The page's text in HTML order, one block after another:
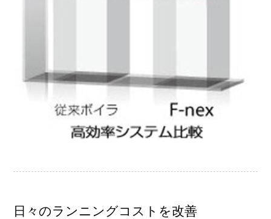
日々のランニングコストを改善